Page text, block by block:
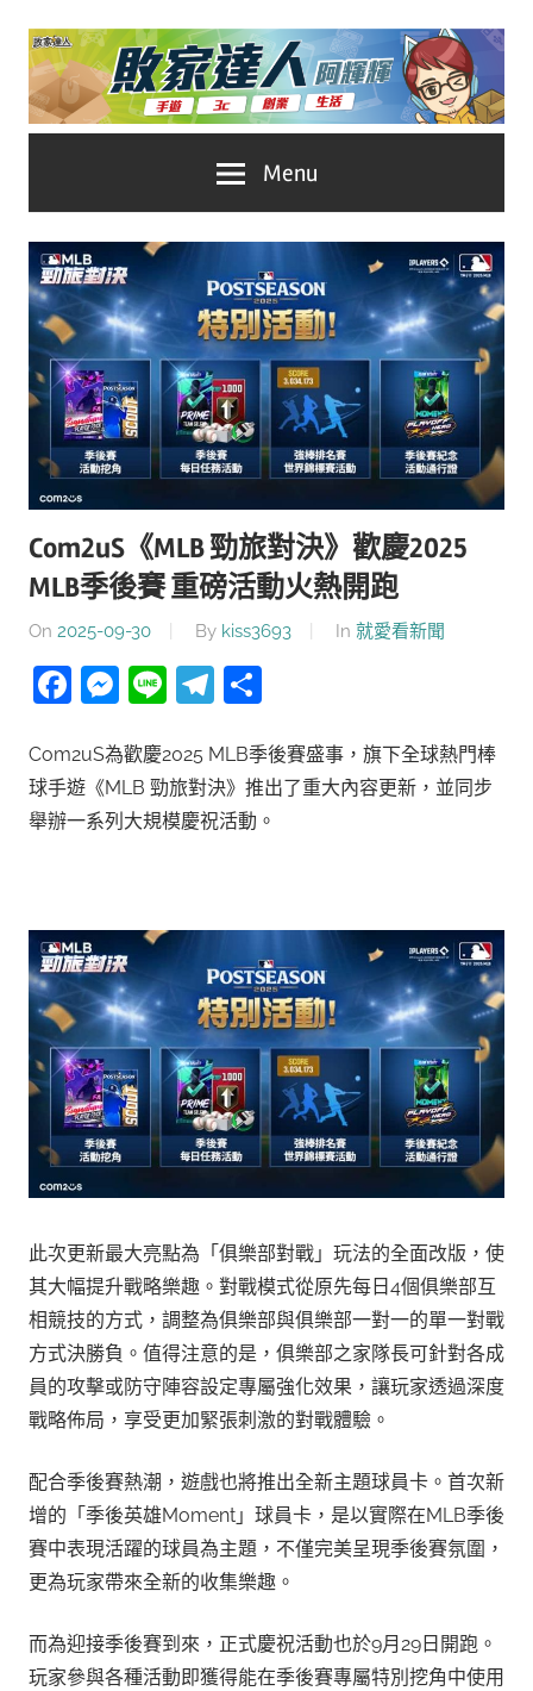
Skip
content
家
達
人
推
薦
No.1
遊
戲
科
技
自
媒
體。
Menu
Com2uS《MLB 勁旅對決》歡慶2025
MLB季後賽 重磅活動火熱開跑
On 2025-09-30 By kiss3693 In 就愛看新聞
Facebook
Messenger
LineTelegram
Com2uS為歡慶2025 MLB季後賽盛事，旗下全球熱門棒
球手遊《MLB 勁旅對決》推出了重大內容更新，並同步
舉辦一系列大規模慶祝活動。
此次更新最大亮點為「俱樂部對戰」玩法的全面改版，使
其大幅提升戰略樂趣。對戰模式從原先每日4個俱樂部互
相競技的方式，調整為俱樂部與俱樂部一對一的單一對戰
方式決勝負。值得注意的是，俱樂部之家隊長可針對各成
員的攻擊或防守陣容設定專屬強化效果，讓玩家透過深度
戰略佈局，享受更加緊張刺激的對戰體驗。
配合季後賽熱潮，遊戲也將推出全新主題球員卡。首次新
增的「季後英雄Moment」球員卡，是以實際在MLB季後
賽中表現活躍的球員為主題，不僅完美呈現季後賽氛圍，
更為玩家帶來全新的收集樂趣。
而為迎接季後賽到來，正式慶祝活動也於9月29日開跑。
玩家參與各種活動即獲得能在季後賽專屬特別挖角中使用